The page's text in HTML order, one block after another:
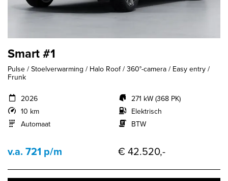
Smart #1
Pulse / Stoelverwarming / Halo Roof / 360°-camera / Easy entry /
Frunk
2026
10 km
Automaat
271 kW (368 PK)
Elektrisch
BTW
v.a. 721 p/m € 42.520,-